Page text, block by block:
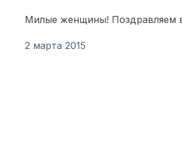
Милые женщины! Поздравляем
2 марта 2015